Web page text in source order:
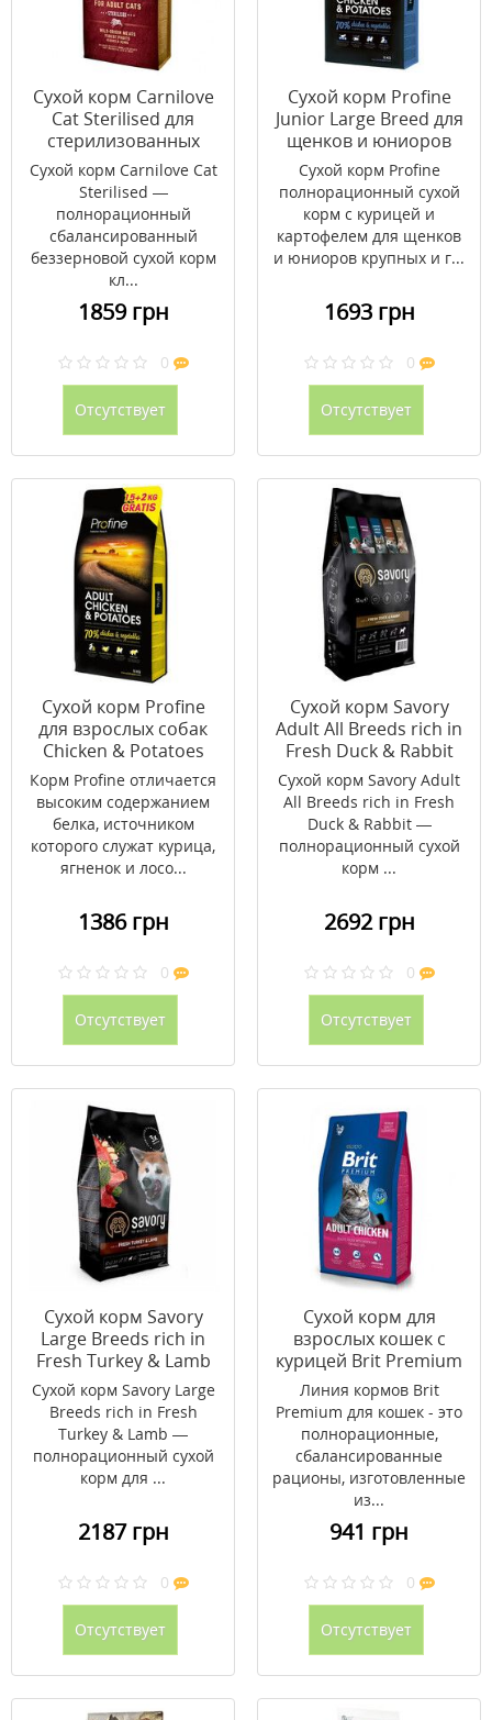
Сухой корм Carnilove
Cat Sterilised для
стерилизованных
кошек ягненок, дикий
кабан 6 кг
Сухой корм Carnilove Cat
Sterilised —
полнорационный
сбалансированный
беззерновой сухой корм
кл...
1859 грн
0
Отсутствует
Сухой корм Profine
Junior Large Breed для
щенков и юниоров
крупных пород с
курицей 15 кг
Сухой корм Profine
полнорационный сухой
корм с курицей и
картофелем для щенков
и юниоров крупных и г...
1693 грн
0
Отсутствует
Сухой корм Profine
для взрослых собак
Chicken & Potatoes
15+2 кг
Корм Profine отличается
высоким содержанием
белка, источником
которого служат курица,
ягненок и лосо...
1386 грн
0
Отсутствует
Сухой корм Savory
Adult All Breeds rich in
Fresh Duck & Rabbit
для собак всех пород
12 кг
Сухой корм Savory Adult
All Breeds rich in Fresh
Duck & Rabbit —
полнорационный сухой
корм ...
2692 грн
0
Отсутствует
Сухой корм Savory
Large Breeds rich in
Fresh Turkey & Lamb
для взрослых собак
крупных пород 12 кг
Сухой корм Savory Large
Breeds rich in Fresh
Turkey & Lamb —
полнорационный сухой
корм для ...
2187 грн
0
Отсутствует
Сухой корм для
взрослых кошек с
курицей Brit Premium
Cat Adult Chicken 8 кг
Линия кормов Brit
Premium для кошек - это
полнорационные,
сбалансированные
рационы, изготовленные
из...
941 грн
0
Отсутствует